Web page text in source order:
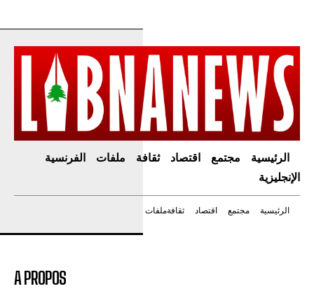
الرئيسية مجتمع اقتصاد ثقافة ملفات
الفرنسية
الإنجليزية
الرئيسية مجتمع اقتصاد ثقافةملفات
A PROPOS